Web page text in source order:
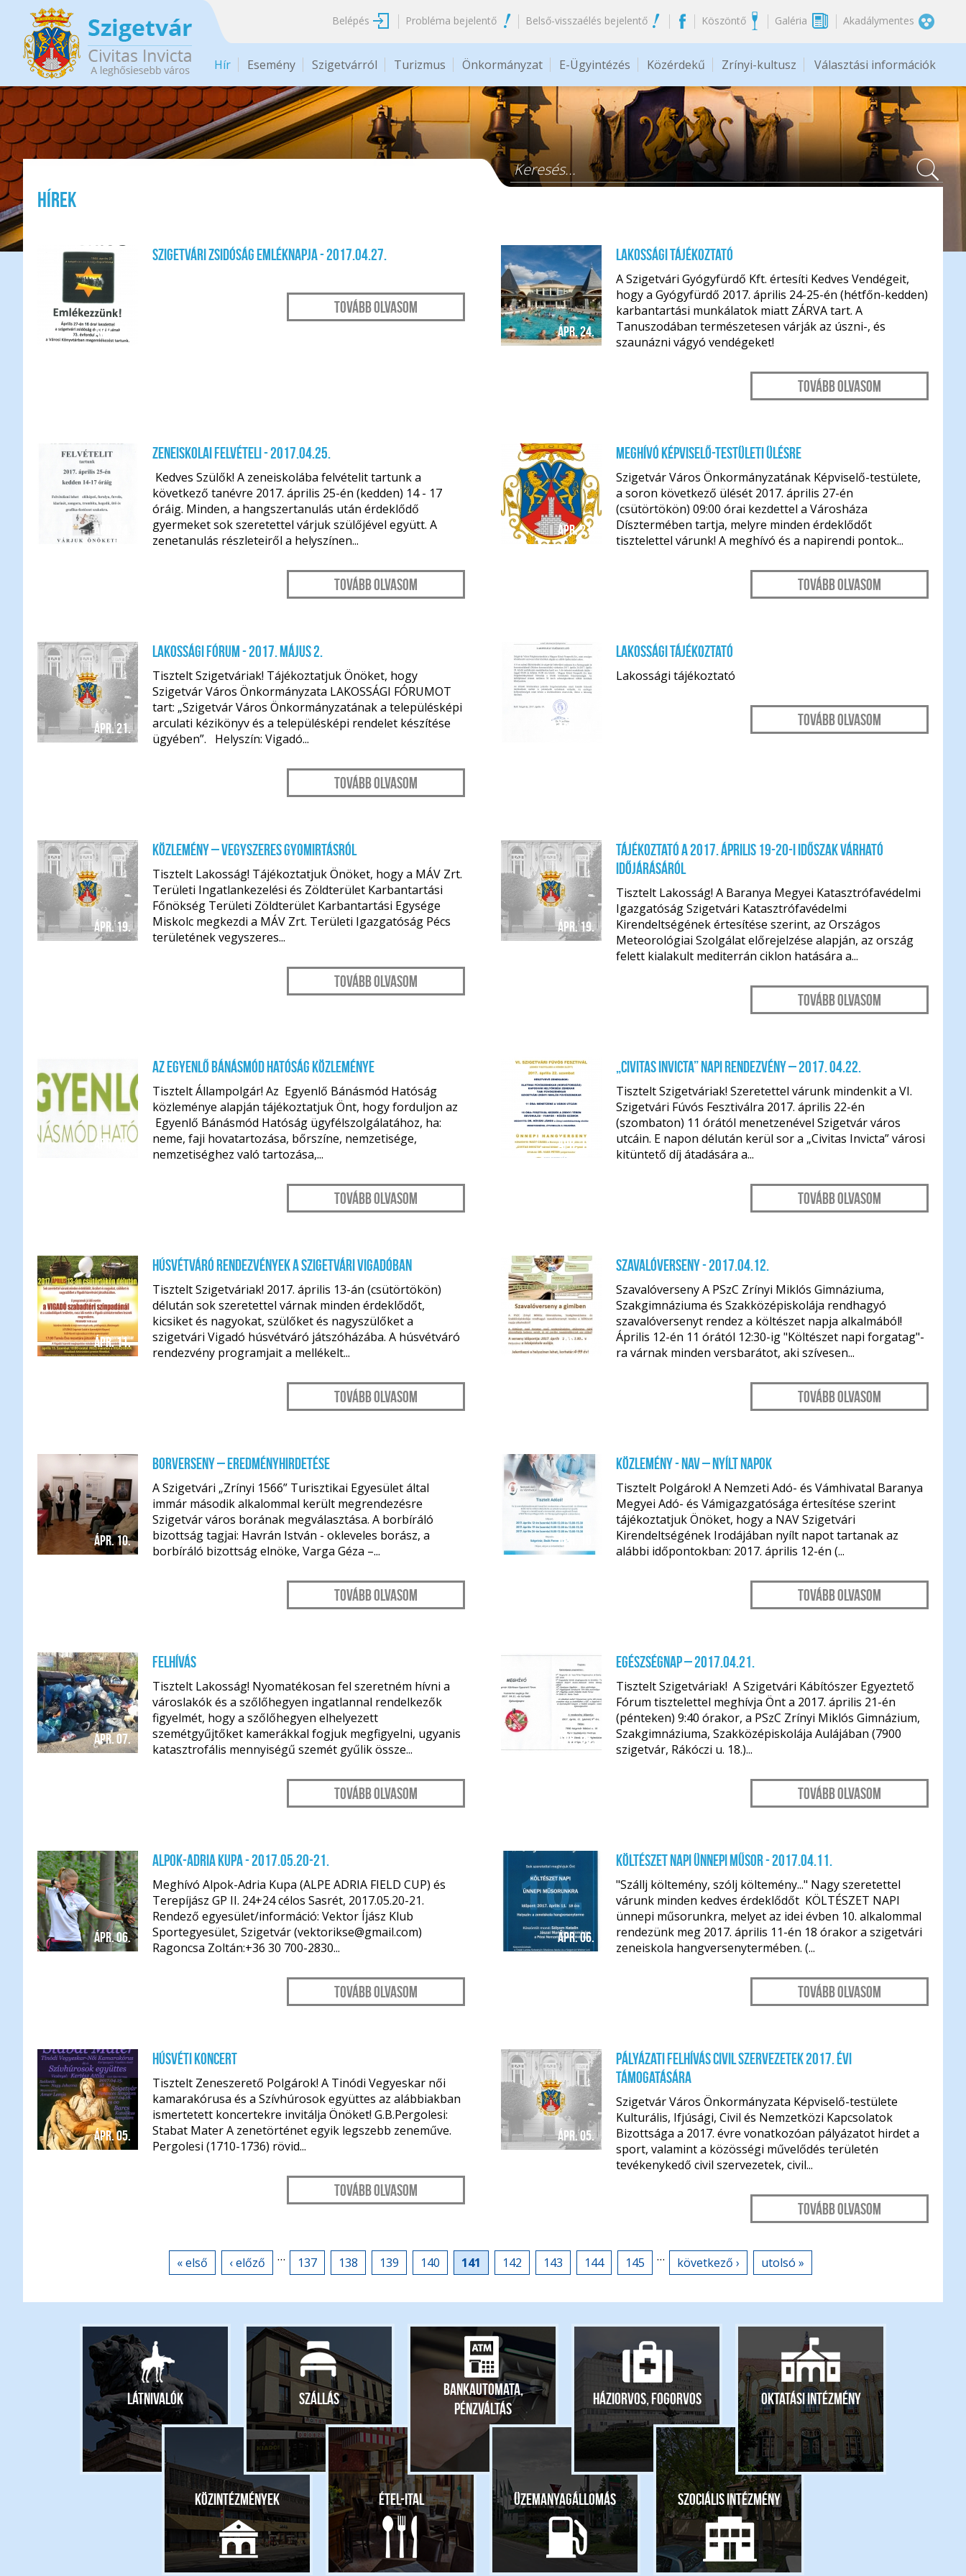
Ugrás a tartalomra
Belépés Probléma bejelentő Belső-visszaélés bejelentő Köszöntő Galéria Akadálymentes
Hír Esemény Szigetvárról Turizmus Önkormányzat E-Ügyintézés Közérdekű Zrínyi-kultusz Választási információk
Keresés űrlap
Hírek
ápr. 24.
Szigetvári zsidóság emléknapja - 2017.04.27.
Tovább olvasom
ápr. 24.
Lakossági tájékoztató
A Szigetvári Gyógyfürdő Kft. értesíti Kedves Vendégeit,
hogy a Gyógyfürdő 2017. április 24-25-én (hétfőn-kedden)
karbantartási munkálatok miatt ZÁRVA tart. A
Tanuszodában természetesen várják az úszni-, és
szaunázni vágyó vendégeket!
Tovább olvasom
ápr. 24.
Zeneiskolai felvételi - 2017.04.25.
Kedves Szülők! A zeneiskolába felvételit tartunk a
következő tanévre 2017. április 25-én (kedden) 14 - 17
óráig. Minden, a hangszertanulás után érdeklődő
gyermeket sok szeretettel várjuk szülőjével együtt. A
zenetanulás részleteiről a helyszínen...
Tovább olvasom
ápr. 21.
Meghívó képviselő-testületi ülésre
Szigetvár Város Önkormányzatának Képviselő-testülete,
a soron következő ülését 2017. április 27-én
(csütörtökön) 09:00 órai kezdettel a Városháza
Dísztermében tartja, melyre minden érdeklődőt
tisztelettel várunk! A meghívó és a napirendi pontok...
Tovább olvasom
ápr. 21.
Lakossági fórum - 2017. május 2.
Tisztelt Szigetváriak! Tájékoztatjuk Önöket, hogy
Szigetvár Város Önkormányzata LAKOSSÁGI FÓRUMOT
tart: „Szigetvár Város Önkormányzatának a településképi
arculati kézikönyv és a településképi rendelet készítése
ügyében”. Helyszín: Vigadó...
Tovább olvasom
ápr. 20.
Lakossági tájékoztató
Lakossági tájékoztató
Tovább olvasom
ápr. 19.
Közlemény – Vegyszeres gyomirtásról
Tisztelt Lakosság! Tájékoztatjuk Önöket, hogy a MÁV Zrt.
Területi Ingatlankezelési és Zöldterület Karbantartási
Főnökség Területi Zöldterület Karbantartási Egysége
Miskolc megkezdi a MÁV Zrt. Területi Igazgatóság Pécs
területének vegyszeres...
Tovább olvasom
ápr. 19.
Tájékoztató a 2017. április 19-20-i időszak várható
időjárásáról
Tisztelt Lakosság! A Baranya Megyei Katasztrófavédelmi
Igazgatóság Szigetvári Katasztrófavédelmi
Kirendeltségének értesítése szerint, az Országos
Meteorológiai Szolgálat előrejelzése alapján, az ország
felett kialakult mediterrán ciklon hatására a...
Tovább olvasom
ápr. 18.
Az Egyenlő Bánásmód Hatóság közleménye
Tisztelt Állampolgár! Az Egyenlő Bánásmód Hatóság
közleménye alapján tájékoztatjuk Önt, hogy forduljon az
Egyenlő Bánásmód Hatóság ügyfélszolgálatához, ha:
neme, faji hovatartozása, bőrszíne, nemzetisége,
nemzetiséghez való tartozása,...
Tovább olvasom
ápr. 18.
„Civitas Invicta” napi rendezvény – 2017. 04.22.
Tisztelt Szigetváriak! Szeretettel várunk mindenkit a VI.
Szigetvári Fúvós Fesztiválra 2017. április 22-én
(szombaton) 11 órától menetzenével Szigetvár város
utcáin. E napon délután kerül sor a „Civitas Invicta” városi
kitüntető díj átadására a...
Tovább olvasom
ápr. 11.
Húsvétváró rendezvények a szigetvári Vigadóban
Tisztelt Szigetváriak! 2017. április 13-án (csütörtökön)
délután sok szeretettel várnak minden érdeklődőt,
kicsiket és nagyokat, szülőket és nagyszülőket a
szigetvári Vigadó húsvétváró játszóházába. A húsvétváró
rendezvény programjait a mellékelt...
Tovább olvasom
ápr. 10.
Szavalóverseny - 2017.04.12.
Szavalóverseny A PSzC Zrínyi Miklós Gimnáziuma,
Szakgimnáziuma és Szakközépiskolája rendhagyó
szavalóversenyt rendez a költészet napja alkalmából!
Április 12-én 11 órától 12:30-ig "Költészet napi forgatag"-
ra várnak minden versbarátot, aki szívesen...
Tovább olvasom
ápr. 10.
Borverseny – eredményhirdetése
A Szigetvári „Zrínyi 1566” Turisztikai Egyesület által
immár második alkalommal került megrendezésre
Szigetvár város borának megválasztása. A borbíráló
bizottság tagjai: Havrán István - okleveles borász, a
borbíráló bizottság elnöke, Varga Géza –...
Tovább olvasom
ápr. 10.
KÖZLEMÉNY - NAV – Nyílt napok
Tisztelt Polgárok! A Nemzeti Adó- és Vámhivatal Baranya
Megyei Adó- és Vámigazgatósága értesítése szerint
tájékoztatjuk Önöket, hogy a NAV Szigetvári
Kirendeltségének Irodájában nyílt napot tartanak az
alábbi időpontokban: 2017. április 12-én (...
Tovább olvasom
ápr. 07.
Felhívás
Tisztelt Lakosság! Nyomatékosan fel szeretném hívni a
városlakók és a szőlőhegyen ingatlannal rendelkezők
figyelmét, hogy a szőlőhegyen elhelyezett
szemétgyűjtőket kamerákkal fogjuk megfigyelni, ugyanis
katasztrofális mennyiségű szemét gyűlik össze...
Tovább olvasom
ápr. 06.
Egészségnap – 2017.04.21.
Tisztelt Szigetváriak! A Szigetvári Kábítószer Egyeztető
Fórum tisztelettel meghívja Önt a 2017. április 21-én
(pénteken) 9:40 órakor, a PSzC Zrínyi Miklós Gimnázium,
Szakgimnáziuma, Szakközépiskolája Aulájában (7900
szigetvár, Rákóczi u. 18.)...
Tovább olvasom
ápr. 06.
Alpok-Adria Kupa - 2017.05.20-21.
Meghívó Alpok-Adria Kupa (ALPE ADRIA FIELD CUP) és
Terepíjász GP II. 24+24 célos Sasrét, 2017.05.20-21.
Rendező egyesület/információ: Vektor Íjász Klub
Sportegyesület, Szigetvár (vektorikse@gmail.com)
Ragoncsa Zoltán:+36 30 700-2830...
Tovább olvasom
ápr. 06.
KÖLTÉSZET NAPI ünnepi műsor - 2017.04.11.
"Szállj költemény, szólj költemény..." Nagy szeretettel
várunk minden kedves érdeklődőt KÖLTÉSZET NAPI
ünnepi műsorunkra, melyet az idei évben 10. alkalommal
rendezünk meg 2017. április 11-én 18 órakor a szigetvári
zeneiskola hangversenytermében. (...
Tovább olvasom
ápr. 05.
Húsvéti koncert
Tisztelt Zeneszerető Polgárok! A Tinódi Vegyeskar női
kamarakórusa és a Szívhúrosok együttes az alábbiakban
ismertetett koncertekre invitálja Önöket! G.B.Pergolesi:
Stabat Mater A zenetörténet egyik legszebb zeneműve.
Pergolesi (1710-1736) rövid...
Tovább olvasom
ápr. 05.
Pályázati felhívás civil szervezetek 2017. évi
támogatására
Szigetvár Város Önkormányzata Képviselő-testülete
Kulturális, Ifjúsági, Civil és Nemzetközi Kapcsolatok
Bizottsága a 2017. évre vonatkozóan pályázatot hirdet a
sport, valamint a közösségi művelődés területén
tevékenykedő civil szervezetek, civil...
Tovább olvasom
Oldalak
« első ‹ előző … 137 138 139 140 141 142 143 144 145 … következő › utolsó »
Látnivalók
Közintézmények
Szállás
Étel-ital
Bankautomata,
pénzváltás
Üzemanyagállomás
Háziorvos, fogorvos
Szociális intézmény
Oktatási intézmény